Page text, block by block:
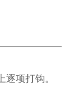
上逐项打钩。